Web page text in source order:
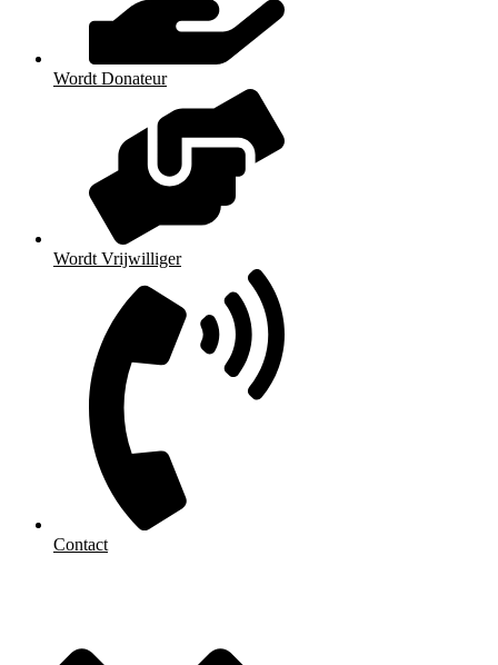
Wordt Donateur
Wordt Vrijwilliger
Contact